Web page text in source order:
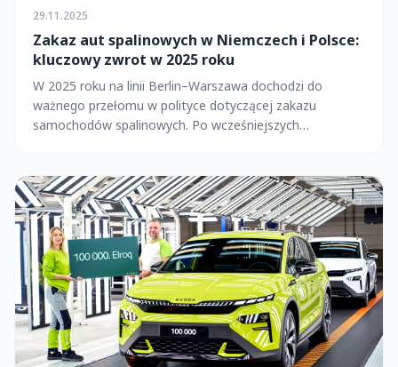
29.11.2025
Zakaz aut spalinowych w Niemczech i Polsce:
kluczowy zwrot w 2025 roku
W 2025 roku na linii Berlin–Warszawa dochodzi do
ważnego przełomu w polityce dotyczącej zakazu
samochodów spalinowych. Po wcześniejszych